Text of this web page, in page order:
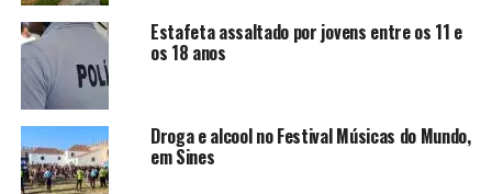
Estafeta assaltado por jovens entre os 11 e
os 18 anos
Droga e alcool no Festival Músicas do Mundo,
em Sines